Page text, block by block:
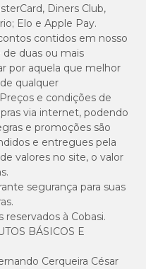
Diners Club,
Elo e Apple Pay.
contidos em nosso
duas ou mais
por aquela que melhor
qualquer
e condições de
via internet, podendo
e promoções são
e entregues pela
valores no site, o valor
segurança para suas
reservados à Cobasi.
BÁSICOS E
Cerqueira César